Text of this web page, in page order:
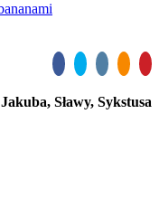
Jakuba, Sławy, Sykstusa